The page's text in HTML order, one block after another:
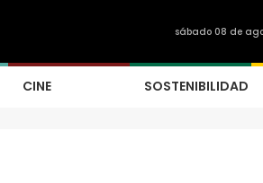
sábado 08 de
CINE SOSTENIBILIDAD